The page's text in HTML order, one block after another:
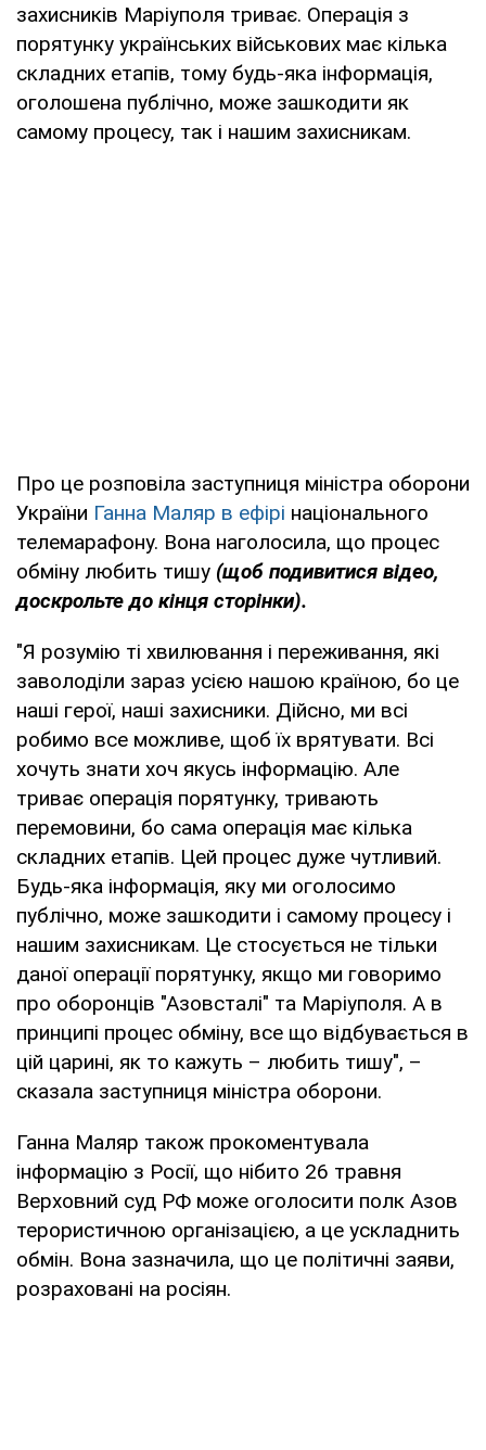
захисників Маріуполя триває. Операція з
порятунку українських військових має кілька
складних етапів, тому будь-яка інформація,
оголошена публічно, може зашкодити як
самому процесу, так і нашим захисникам.
Про це розповіла заступниця міністра оборони
України Ганна Маляр в ефірі національного
телемарафону. Вона наголосила, що процес
обміну любить тишу (щоб подивитися відео,
доскрольте до кінця сторінки).
"Я розумію ті хвилювання і переживання, які
заволоділи зараз усією нашою країною, бо це
наші герої, наші захисники. Дійсно, ми всі
робимо все можливе, щоб їх врятувати. Всі
хочуть знати хоч якусь інформацію. Але
триває операція порятунку, тривають
перемовини, бо сама операція має кілька
складних етапів. Цей процес дуже чутливий.
Будь-яка інформація, яку ми оголосимо
публічно, може зашкодити і самому процесу і
нашим захисникам. Це стосується не тільки
даної операції порятунку, якщо ми говоримо
про оборонців "Азовсталі" та Маріуполя. А в
принципі процес обміну, все що відбувається в
цій царині, як то кажуть – любить тишу", –
сказала заступниця міністра оборони.
Ганна Маляр також прокоментувала
інформацію з Росії, що нібито 26 травня
Верховний суд РФ може оголосити полк Азов
терористичною організацією, а це ускладнить
обмін. Вона зазначила, що це політичні заяви,
розраховані на росіян.